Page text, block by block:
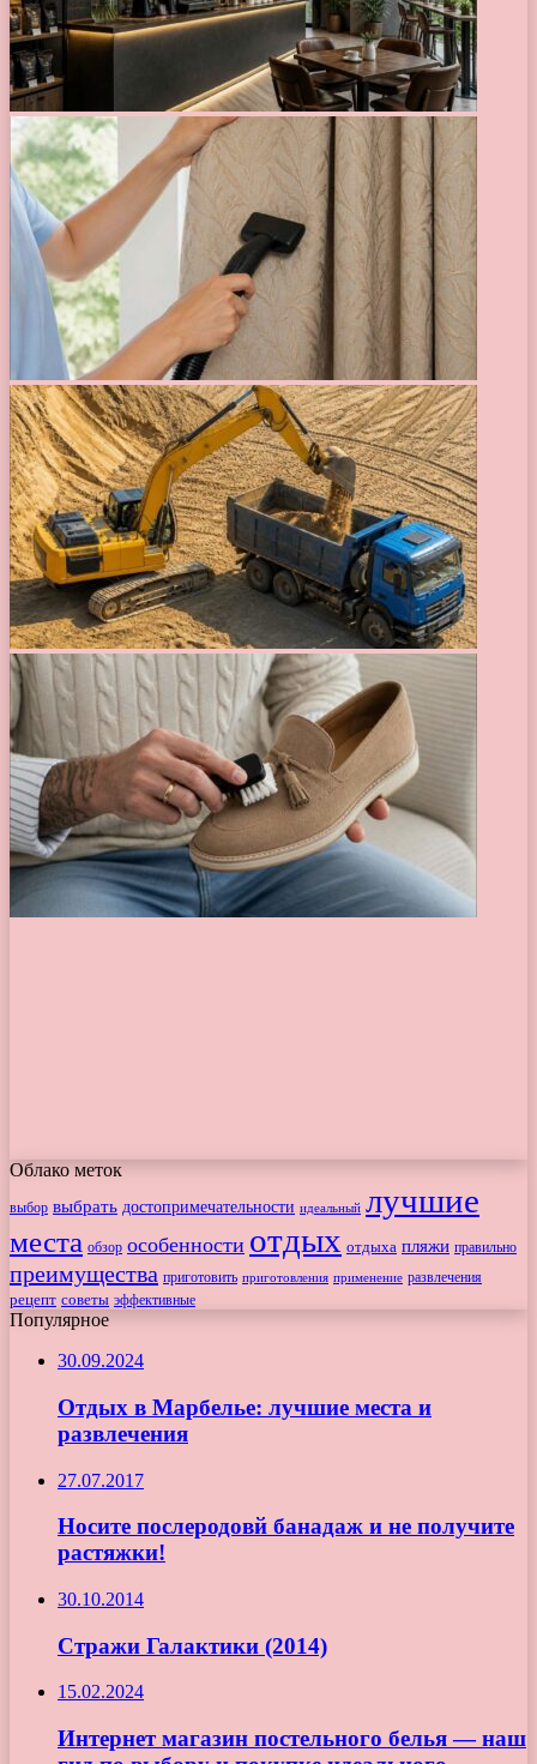
Облако меток
выбор выбрать достопримечательности идеальный лучшие
места обзор особенности отдых отдыха пляжи правильно
преимущества приготовить приготовления применение развлечения
рецепт советы эффективные
Популярное
30.09.2024
Отдых в Марбелье: лучшие места и
развлечения
27.07.2017
Носите послеродовй банадаж и не получите
растяжки!
30.10.2014
Стражи Галактики (2014)
15.02.2024
Интернет магазин постельного белья — наш